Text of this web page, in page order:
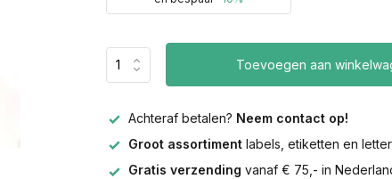
Toevoegen aan
Achteraf betalen? Neem contact op!
Groot assortimentlabels, etiketten en
Gratis verzending vanaf € 75,- in